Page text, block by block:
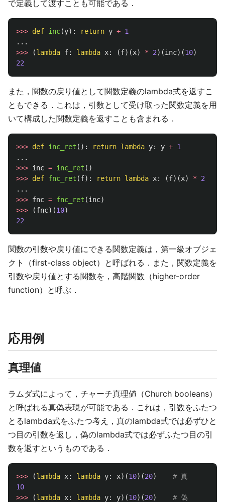
で定義して渡すことも可能である．
>>> def inc(y): return y + 1
...
>>>
(lambda f: lambda x: (f)(x) * 2)(inc)(10)
22
また，関数の戻り値として関数定義のlambda式を返すこ
ともできる．これは，引数として受け取った関数定義を用
いて構成した関数定義を返すことも含まれる．
>>> def inc_ret (): return lambda y: y + 1
...
>>> inc = inc_ret ()
>>> def fnc_ret (f): return lambda x: (f)(x) *
2
...
>>> fnc = fnc_ret (inc)
>>>
(fnc)(10)
22
関数の引数や戻り値にできる関数定義は，第一級オブジェ
クト（first-class object）と呼ばれる．また，関数定義を
引数や戻り値とする関数を，高階関数（higher-order
function）と呼ぶ．
応用例
真理値
ラムダ式によって，チャーチ真理値（Church booleans）
と呼ばれる真偽表現が可能である．これは，引数をふたつ
とるlambda式をふたつ考え，真のlambda式では必ずひと
つ目の引数を返し，偽のlambda式では必ずふたつ目の引
数を返すというものである．
>>> (lambda x: lambda y: x)(10)(20)
10
>>>
(lambda x: lambda y: y)(10)(20)